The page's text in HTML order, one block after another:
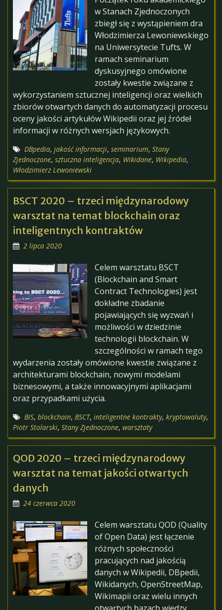
w Stanach Zjednoczonych
zbiegł się z wystąpieniem dra
Włodzimierza Lewoniewskiego
na Uniwersytecie Tufts. W
ramach seminarium
dyskusyjnego omówione
zostały kwestie związane z
wykorzystaniem sztucznej inteligencji oraz wielkich
zbiorów otwartych danych do automatyzacji procesu
oceny jakości artykułów Wikipedii oraz jej źródeł
informacji w różnych wersjach językowych.
DBpedia, jakość informacji, seminarium, Stany
Zjednoczone, sztuczna inteligencja, Wikidane, Wikipedia,
Włodzimierz Lewoniewski
BSCT 2020 – trzeci międzynarodowy
warsztat na temat blockchain oraz
inteligentnych kontraktów
2 lipca 2020
Celem warsztatu BSCT
(Blockchain and Smart
Contract Technologies) jest
dokładne zbadanie
pojawiających się wyzwań i
możliwości w dziedzinie
technologii blockchain. W
szczególności w ramach tego
wydarzenia zostały omówione kwestie związane z
architekturami blockchain, nowymi modelami
biznesowymi, a także innowacyjnymi aplikacjami
oraz przypadkami użycia.
BIS, blockchain, BSCT, inteligentne kontrakty, kryptowaluty,
Piotr Stolarski, Stany Zjednoczone, warsztaty
QOD 2020 – trzeci międzynarodowy
warsztat na temat jakości otwartych
danych
24 czerwca 2020
Celem warsztatu QOD (Quality
of Open Data) jest łączenie
różnych społeczności
pracujących nad jakością
danych w Wikipedii, DBpedii,
Wikidanych, OpenStreetMap,
Wikimapii oraz wielu innych